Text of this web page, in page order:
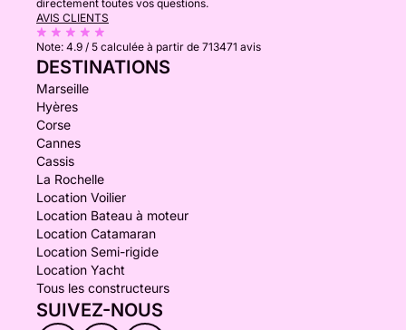
directement toutes vos questions.
AVIS CLIENTS
Note: 4.9 / 5 calculée à partir de 713471 avis
DESTINATIONS
Marseille
Hyères
Corse
Cannes
Cassis
La Rochelle
Location Voilier
Location Bateau à moteur
Location Catamaran
Location Semi-rigide
Location Yacht
Tous les constructeurs
SUIVEZ-NOUS